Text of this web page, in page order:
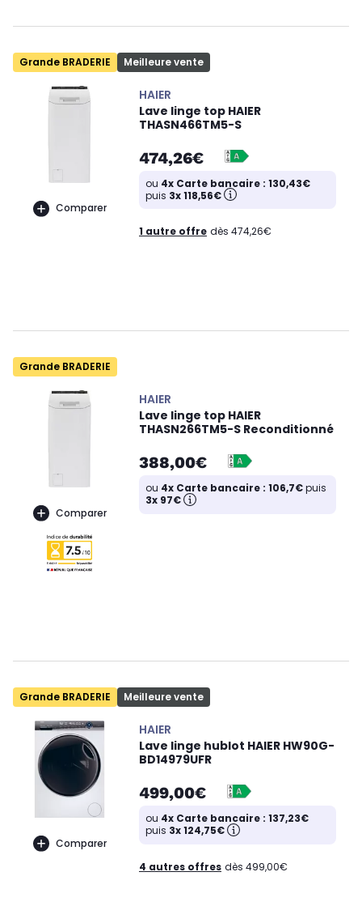
Grande BRADERIE Meilleure vente
Comparer
HAIER
Lave linge top HAIER
THASN466TM5-S
474,26€
ou 4x Carte bancaire : 130,43€
puis 3x 118,56€
1 autre offre dès 474,26€
Grande BRADERIE
Comparer
HAIER
Lave linge top HAIER
THASN266TM5-S Reconditionné
388,00€
ou 4x Carte bancaire : 106,7€puis
3x 97€
Grande BRADERIE Meilleure vente
Comparer
HAIER
Lave linge hublot HAIER HW90G-
BD14979UFR
499,00€
ou 4x Carte bancaire : 137,23€
puis 3x 124,75€
4 autres offres dès 499,00€